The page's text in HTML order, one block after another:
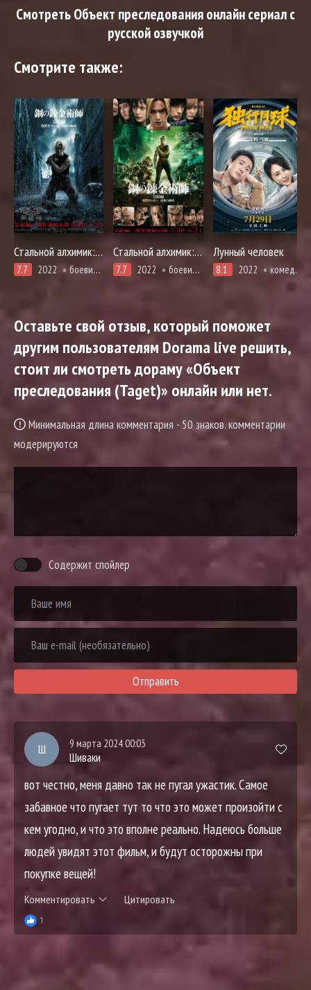
Смотреть Объект преследования онлайн сериал с
русской озвучкой
Смотрите также:
Стальной алхимик: Месть Шрама
7.7 2022 боевики, адаптация манги, приключения, про призраков, демонов и сверхъестественное, триллер, фэнтези
Стальной алхимик: Финальная трансмутация
7.7 2022 боевики, адаптация манги, приключения, про призраков, демонов и сверхъестественное, триллер, фэнтези, смерть
Лунный человек
8.1 2022 комедия, мелодрама, вебтун, фантастика
Оставьте свой отзыв, который поможет
другим пользователям Dorama live решить,
стоит ли смотреть дораму «Объект
преследования (Taget)» онлайн или нет.
Минимальная длина комментария - 50 знаков. комментарии
модерируются
Содержит спойлер
Отправить
Ш 9 марта 2024 00:03
Шиваки
вот честно, меня давно так не пугал ужастик. Самое
забавное что пугает тут то что это может произойти с
кем угодно, и что это вполне реально. Надеюсь больше
людей увидят этот фильм, и будут осторожны при
покупке вещей!
Комментировать Цитировать
1